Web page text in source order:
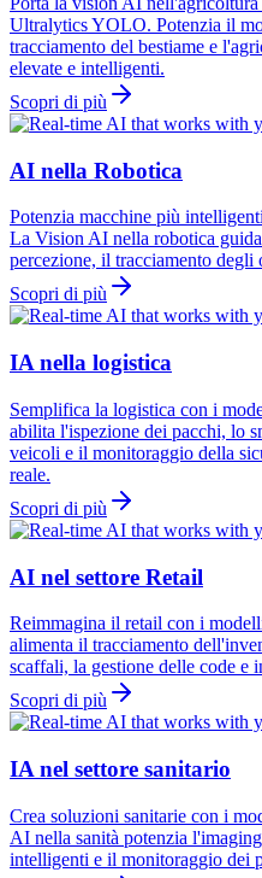
Ultralytics YOLO. Potenzia il
tracciamento del bestiame e
elevate e intelligenti.
Scopri di più
AI nella Robotica
Potenzia macchine più
La Vision AI nella robotica
percezione, il tracciamento
Scopri di più
IA nella logistica
Semplifica la logistica con i
abilita l'ispezione dei pacchi, lo
veicoli e il monitoraggio della
reale.
Scopri di più
AI nel settore Retail
Reimmagina il retail con i
alimenta il tracciamento
scaffali, la gestione delle code
Scopri di più
IA nel settore sanitario
Crea soluzioni sanitarie con i
AI nella sanità potenzia
intelligenti e il monitoraggio dei